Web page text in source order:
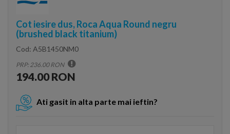
Cot iesire dus, Roca Aqua Round negru
(brushed black titanium)
Cod: A5B1450NM0
PRP: 236.00 RON
194.00 RON
Ati gasit in alta parte mai ieftin?